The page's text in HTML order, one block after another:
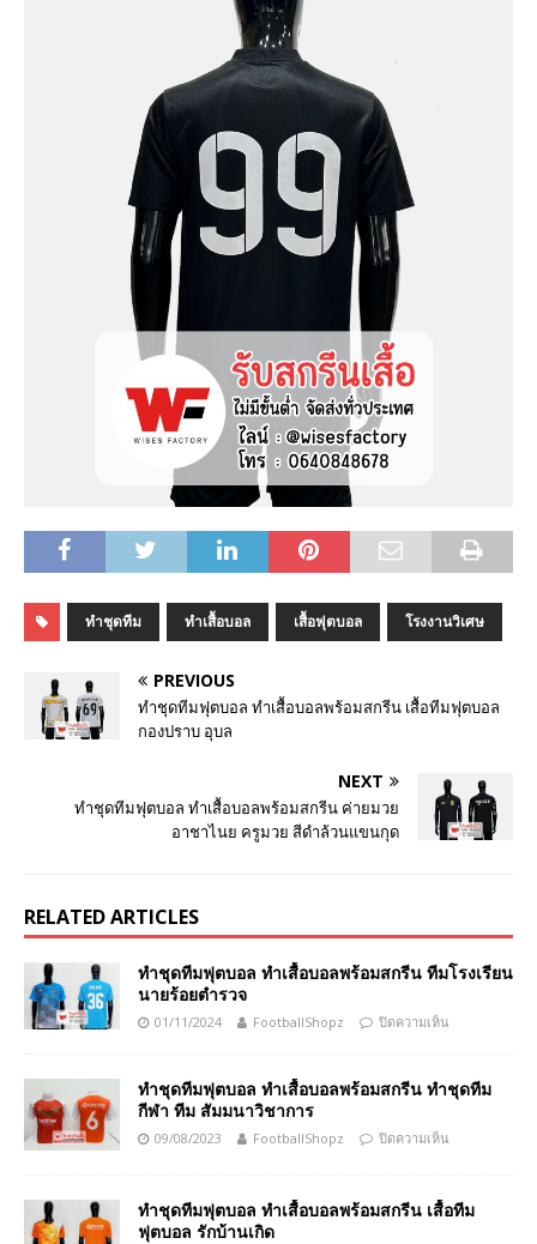
ทำชุดทีม ทำเสื้อบอล เสื้อฟุตบอล โรงงานวิเศษ
PREVIOUS
ทำชุดทีมฟุตบอล ทำเสื้อบอลพร้อมสกรีน เสื้อทีมฟุตบอล
กองปราบ อุบล
NEXT
ทำชุดทีมฟุตบอล ทำเสื้อบอลพร้อมสกรีน ค่ายมวย
อาชาไนย ครูมวย สีดำล้วนแขนกุด
RELATED ARTICLES
ทำชุดทีมฟุตบอล ทำเสื้อบอลพร้อมสกรีน ทีมโรงเรียน
นายร้อยตำรวจ
01/11/2024 FootballShopz ปิดความเห็น
ทำชุดทีมฟุตบอล ทำเสื้อบอลพร้อมสกรีน ทำชุดทีม
กีฬา ทีม สัมมนาวิชาการ
09/08/2023 FootballShopz ปิดความเห็น
ทำชุดทีมฟุตบอล ทำเสื้อบอลพร้อมสกรีน เสื้อทีม
ฟุตบอล รักบ้านเกิด